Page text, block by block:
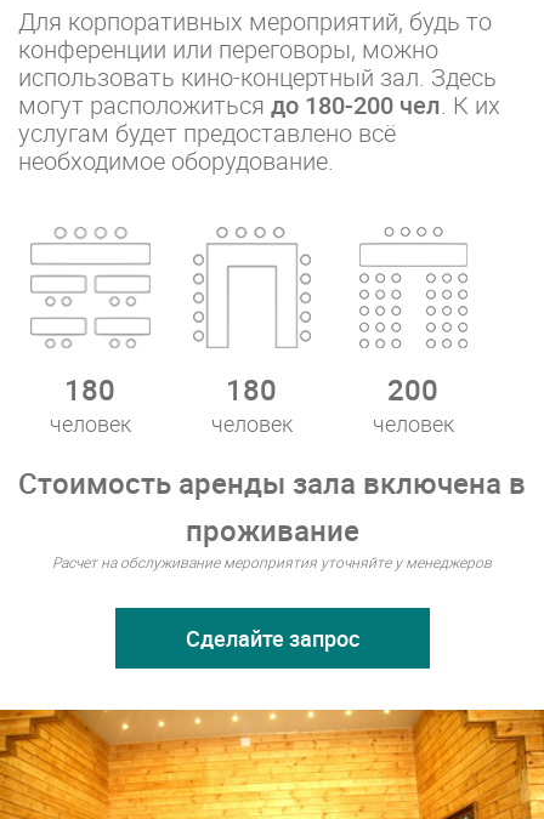
Для корпоративных мероприятий, будь то
конференции или переговоры, можно
использовать кино-концертный зал. Здесь
могут расположиться до 180-200 чел. К их
услугам будет предоставлено всё
необходимое оборудование.
180
человек
180
человек
200
человек
Стоимость аренды зала включена в
проживание
Расчет на обслуживание мероприятия уточняйте у менеджеров
Сделайте запрос